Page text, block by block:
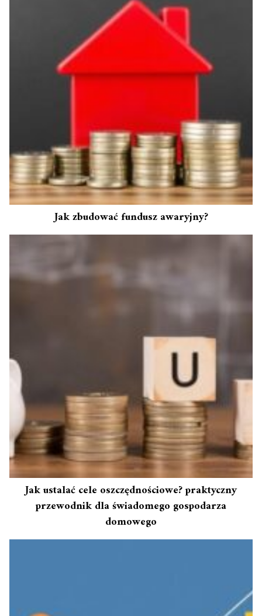
Jak zbudować fundusz awaryjny?
Jak ustalać cele oszczędnościowe? praktyczny
przewodnik dla świadomego gospodarza
domowego